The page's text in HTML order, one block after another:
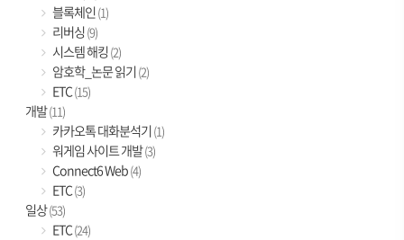
블록체인(1)
리버싱(9)
시스템 해킹(2)
암호학_논문 읽기(2)
ETC(15)
개발(11)
카카오톡 대화분석기(1)
워게임 사이트 개발(3)
Connect6 Web(4)
ETC(3)
일상(53)
ETC(24)